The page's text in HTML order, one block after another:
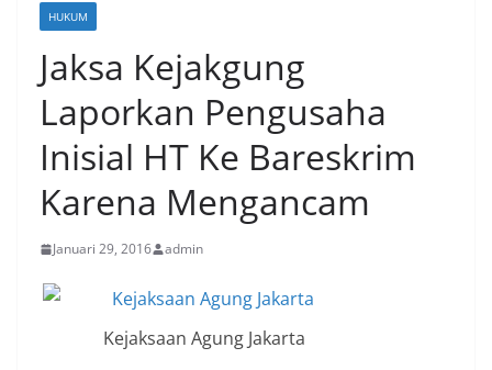
HUKUM
Jaksa Kejakgung
Laporkan Pengusaha
Inisial HT Ke Bareskrim
Karena Mengancam
Januari 29, 2016 admin
Kejaksaan Agung Jakarta